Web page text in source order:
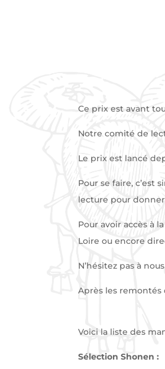
Ce prix est avant
Notre comité de
Le prix est lancé
Pour se faire,
lecture pour
Pour avoir accès à
Loire ou encore
N’hésitez pas à
Après les remontés
Voici la liste des
Sélection Shonen :